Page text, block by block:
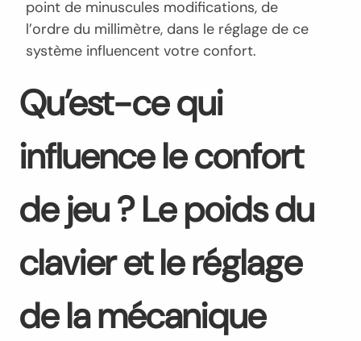
point de minuscules modifications, de
l’ordre du millimètre, dans le réglage de ce
système influencent votre confort.
Qu’est-ce qui
influence le confort
de jeu ? Le poids du
clavier et le réglage
de la mécanique